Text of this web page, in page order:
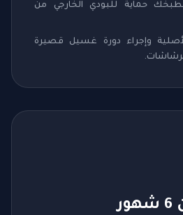
حماية للبودي الخارجي من
وإجراء دورة غسيل قصيرة